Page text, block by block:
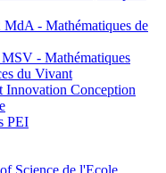
- Mathématiques de
- Mathématiques
du Vivant
Innovation Conception
PEI
Science de l'Ecole